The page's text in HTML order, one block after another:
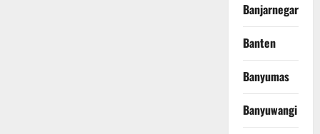
Banjarnegara
Banten
Banyumas
Banyuwangi